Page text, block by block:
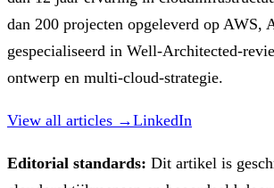
dan 200 projecten opgeleverd op AWS,
gespecialiseerd in Well-Architected-
ontwerp en multi-cloud-strategie.
View all articles →LinkedIn
Editorial standards: Dit artikel is